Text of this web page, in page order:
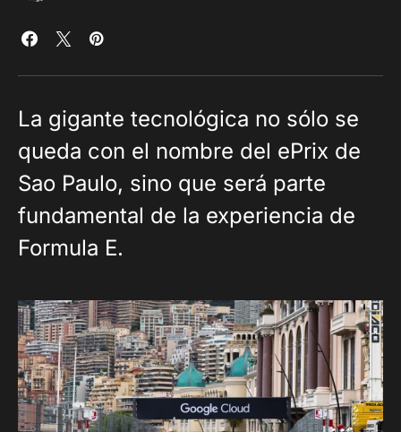
La gigante tecnológica no sólo se
queda con el nombre del ePrix de
Sao Paulo, sino que será parte
fundamental de la experiencia de
Formula E.